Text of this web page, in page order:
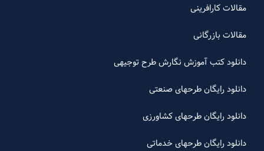
مقالات کارافرینی
مقالات بازرگانی
دانلود کتب آموزش نگارش طرح توجیهی
دانلود رایگان طرحهای صنعتی
دانلود رایگان طرحهای کشاورزی
دانلود رایگان طرحهای خدماتی